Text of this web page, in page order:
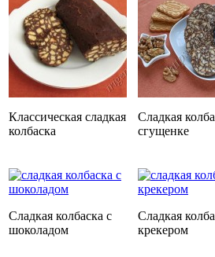
Классическая сладкая
колбаска
Сладкая
сгущенке
Сладкая колбаска с
шоколадом
Сладкая
крекером